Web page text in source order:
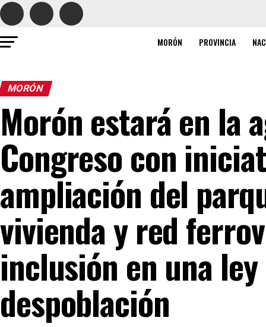
MORÓN PROVINCIA
MORÓN
Morón estará en la
Congreso con
ampliación del
vivienda y red
inclusión en una
despoblación